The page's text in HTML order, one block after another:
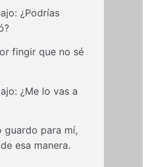
¿Podrías
fingir que no sé
¿Me lo vas a
guardo para mí,
esa manera.